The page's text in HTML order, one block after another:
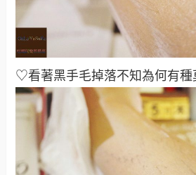
♡看著黑手毛掉落不知為何有種